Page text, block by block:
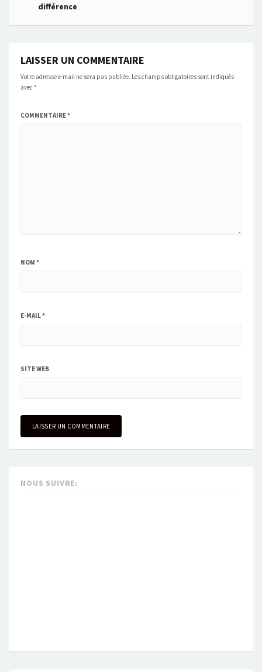
différence
LAISSER UN COMMENTAIRE
Votre adresse e-mail ne sera pas publiée. Les champs obligatoires sont indiqués
avec *
COMMENTAIRE*
NOM *
E-MAIL*
SITE WEB
NOUS SUIVRE: